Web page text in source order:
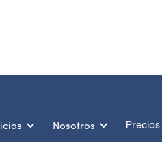
Nosotros Precios